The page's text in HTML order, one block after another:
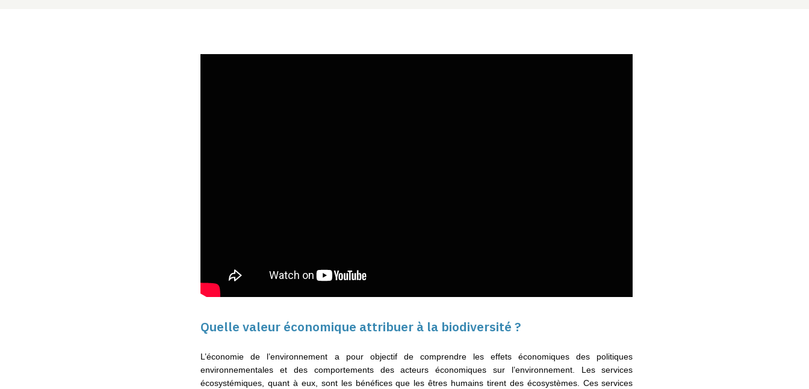
Quelle valeur économique attribuer à la biodiversité ?
L’économie de l’environnement a pour objectif de comprendre les effets économiques des politiques
environnementales et des comportements des acteurs économiques sur l’environnement. Les services
écosystémiques, quant à eux, sont les bénéfices que les êtres humains tirent des écosystèmes. Ces services